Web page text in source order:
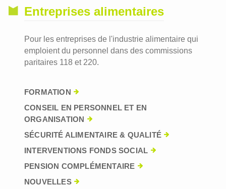
Entreprises alimentaires
Pour les entreprises de l'industrie alimentaire qui
emploient du personnel dans des commissions
paritaires 118 et 220.
FORMATION
CONSEIL EN PERSONNEL ET EN
ORGANISATION
SÉCURITÉ ALIMENTAIRE & QUALITÉ
INTERVENTIONS FONDS SOCIAL
PENSION COMPLÉMENTAIRE
NOUVELLES